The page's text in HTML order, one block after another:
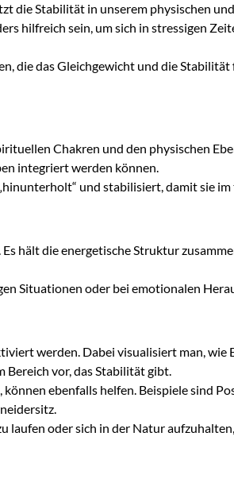
die Stabilität in unserem physischen
hilfreich sein, um sich in stressigen
die das Gleichgewicht und die
Chakren und den physischen
integriert werden können.
und stabilisiert, damit sie
hält die energetische Struktur
Situationen oder bei emotionalen
werden. Dabei visualisiert man, wie
Bereich vor, das Stabilität gibt.
ebenfalls helfen. Beispiele sind
laufen oder sich in der Natur